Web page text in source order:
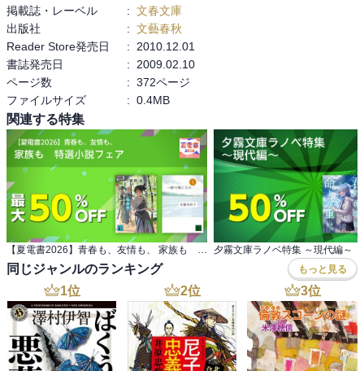
掲載誌・レーベル
: 文春文庫
出版社
: 文藝春秋
Reader Store発売日
:
2010.12.01
書誌発売日
:
2009.02.10
ページ数
: 372ページ
ファイルサイズ
: 0.4MB
関連する特集
【夏電書2026】青春も、友情も、 家族も 特選小説フェア 夕霧文庫ラノベ特集 ～現代編～
同じジャンルのランキング もっと見る
1位 2位 3位